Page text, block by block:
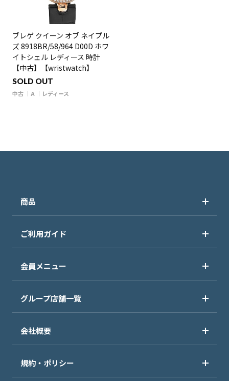
ブレゲ クイーン オブ ネイプル
ズ 8918BR/58/964 D00D ホワ
イトシェル レディース 時計
【中古】【wristwatch】
SOLD OUT
中古 A レディース
商品
ご利用ガイド
会員メニュー
グループ店舗一覧
会社概要
規約・ポリシー